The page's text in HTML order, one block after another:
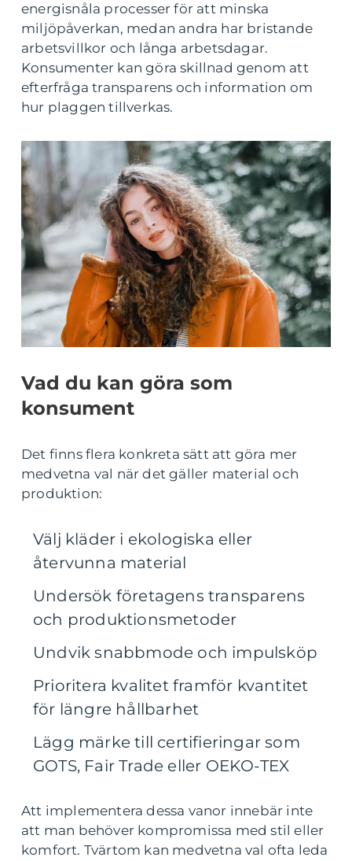
energisnåla processer för att minska
miljöpåverkan, medan andra har bristande
arbetsvillkor och långa arbetsdagar.
Konsumenter kan göra skillnad genom att
efterfråga transparens och information om
hur plaggen tillverkas.
Vad du kan göra som
konsument
Det finns flera konkreta sätt att göra mer
medvetna val när det gäller material och
produktion:
Välj kläder i ekologiska eller
återvunna material
Undersök företagens transparens
och produktionsmetoder
Undvik snabbmode och impulsköp
Prioritera kvalitet framför kvantitet
för längre hållbarhet
Lägg märke till certifieringar som
GOTS, Fair Trade eller OEKO-TEX
Att implementera dessa vanor innebär inte
att man behöver kompromissa med stil eller
komfort. Tvärtom kan medvetna val ofta leda